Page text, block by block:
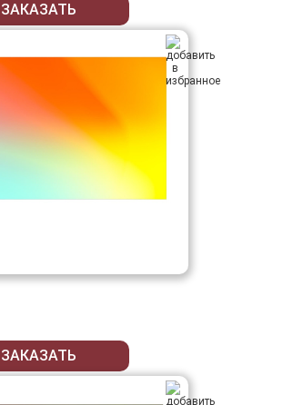
ЗАКАЗАТЬ
ЗАКАЗАТЬ